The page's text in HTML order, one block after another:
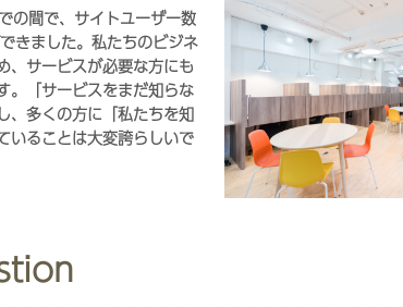
の間で、サイトユーザー数
きました。私たちのビジネ
、サービスが必要な方にも
。「サービスをまだ知らな
、多くの方に「私たちを知
いることは大変誇らしいで